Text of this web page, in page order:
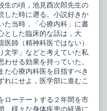
生の頃，池見酉次郎先生の
した時に遡る。小説好きか
た当時，「心療内科」に書
とした臨床的な話は，大
師（精神科医ではない）
文学」などと考えていた私
せる効果を持っていた。
た心療内科医を目指すべき
れにせよ，医学部に進むこ
ローテートする２年間を市
，様々な身体疾患の経過に